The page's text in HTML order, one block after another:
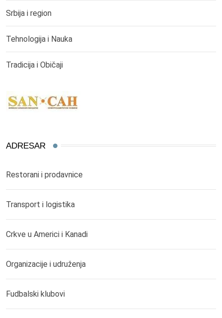
Srbija i region
Tehnologija i Nauka
Tradicija i Običaji
ADRESAR
Restorani i prodavnice
Transport i logistika
Crkve u Americi i Kanadi
Organizacije i udruženja
Fudbalski klubovi